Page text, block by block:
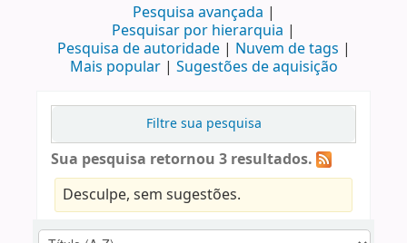
Pesquisa avançada
Pesquisar por hierarquia
Pesquisa de autoridade
Nuvem de tags
Mais popular
Sugestões de aquisição
Filtre sua pesquisa
Sua pesquisa retornou 3 resultados.
Desculpe, sem sugestões.